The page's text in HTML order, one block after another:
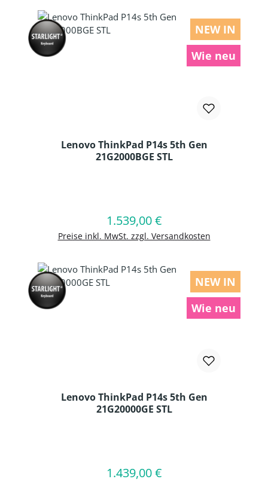
NEW IN
Wie neu
Lenovo ThinkPad P14s 5th Gen
21G2000BGE STL
Regulärer Preis:
1.539,00 €
Preise inkl. MwSt. zzgl. Versandkosten
In den Warenkorb
NEW IN
Wie neu
Lenovo ThinkPad P14s 5th Gen
21G20000GE STL
Regulärer Preis:
1.439,00 €
In den Warenkorb